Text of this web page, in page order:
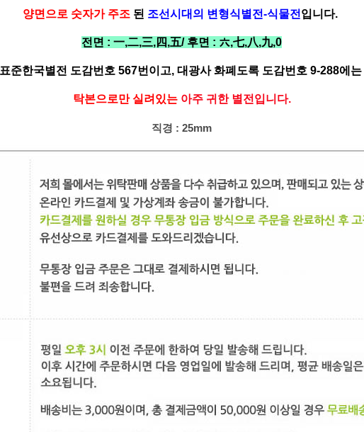
양면으로 숫자가 주조 된 조선시대의 변형식별전-식물전 입니다.
전면 : 一,二,三,四,五/ 후면 : 六,七,八,九,0
표준한국별전 도감번호 567번이고, 대광사 화폐도록 도감번호 9-288에는
탁본으로만 실려있는 아주 귀한 별전입니다.
직경 : 25mm